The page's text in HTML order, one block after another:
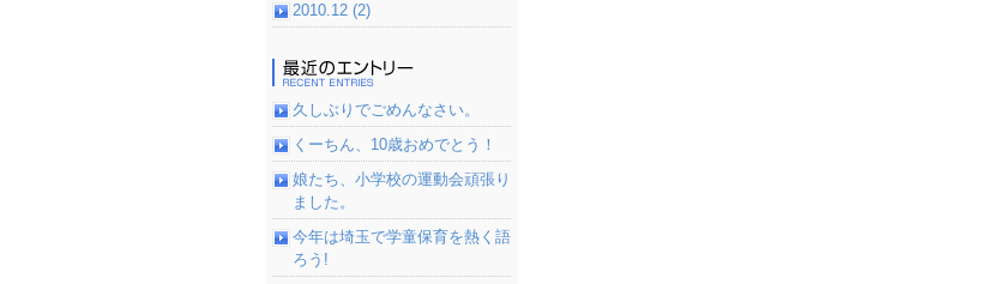
2010.12 (2)
久しぶりでごめんなさい。
くーちん、10歳おめでとう！
娘たち、小学校の運動会頑張り
ました。
今年は埼玉で学童保育を熱く語
ろう!